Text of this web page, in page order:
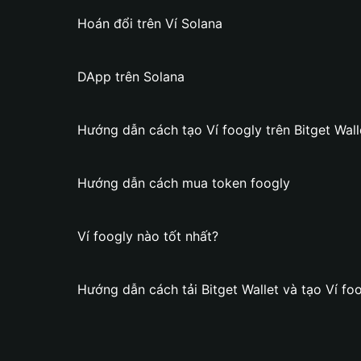
Hoán đổi trên Ví Solana
DApp trên Solana
Hướng dẫn cách tạo Ví foogly trên Bitget
Hướng dẫn cách mua token foogly
Ví foogly nào tốt nhất?
Hướng dẫn cách tải Bitget Wallet và tạo Ví